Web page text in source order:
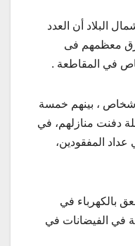
البلاد أن العدد
14 شخصا غرق معظمهم فى
في المقاطعة .
، بينهم خمسة
دفنت منازلهم، في
المفقودين،
الصعق بالكهرباء في
في الفيضانات في